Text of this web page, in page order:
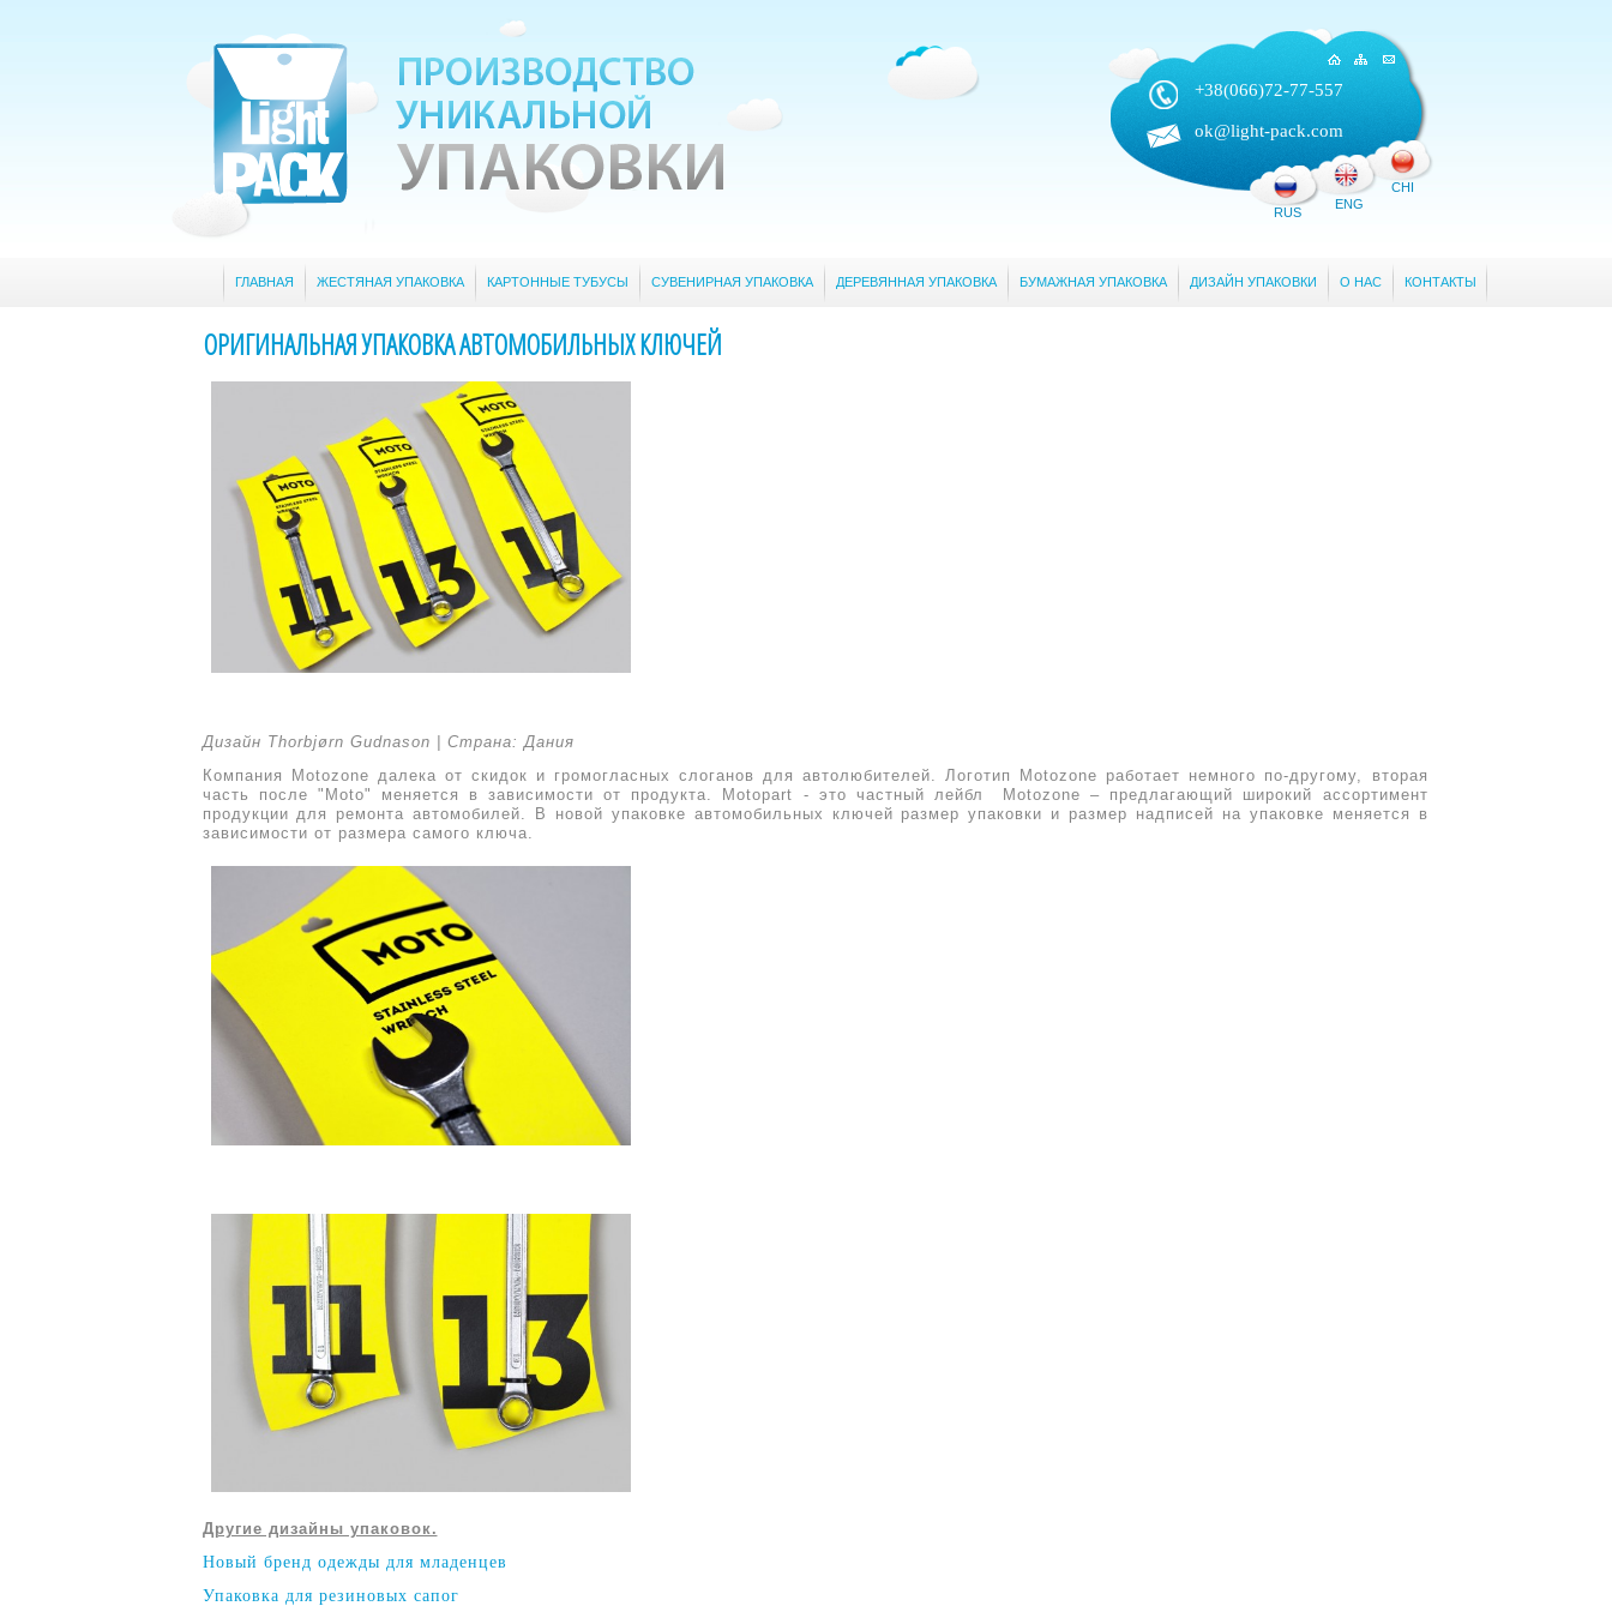
RUS
ENG
CHI
+38(066)72-77-557
ok@light-pack.com
ГЛАВНАЯ ЖЕСТЯНАЯ УПАКОВКА КАРТОННЫЕ ТУБУСЫ СУВЕНИРНАЯ УПАКОВКА ДЕРЕВЯННАЯ УПАКОВКА БУМАЖНАЯ УПАКОВКА ДИЗАЙН УПАКОВКИ О НАС КОНТАКТЫ
ОРИГИНАЛЬНАЯ УПАКОВКА АВТОМОБИЛЬНЫХ КЛЮЧЕЙ
Дизайн Thorbjørn Gudnason | Страна: Дания
Компания Motozone далека от скидок и громогласных слоганов для автолюбителей. Логотип Motozone работает немного по-другому, вторая
часть после "Moto" меняется в зависимости от продукта. Motopart - это частный лейбл Motozone – предлагающий широкий ассортимент
продукции для ремонта автомобилей.
В новой упаковке автомобильных ключей размер упаковки и размер надписей на упаковке меняется в
зависимости от размера самого ключа.
Другие дизайны упаковок.
Новый бренд одежды для младенцев
Упаковка для резиновых сапог